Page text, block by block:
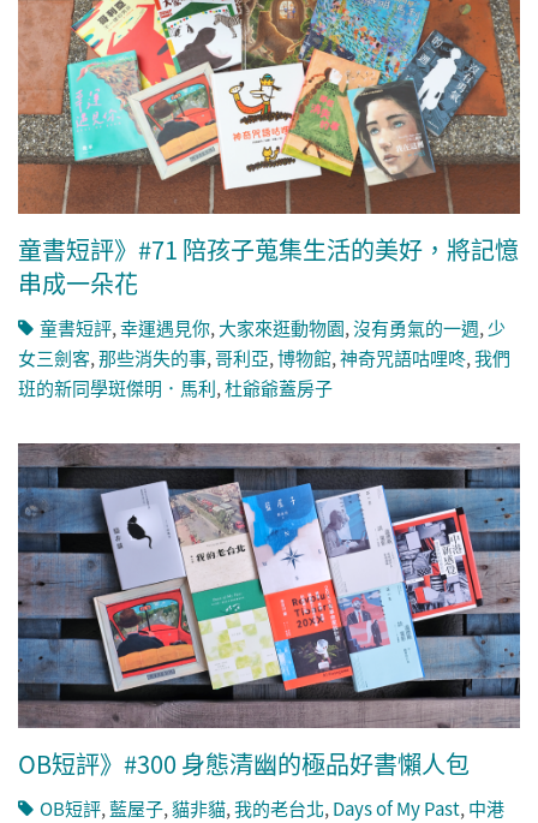
童書短評》#71 陪孩子蒐集生活的美好，將記憶
串成一朵花
童書短評,幸運遇見你, 大家來逛動物園,沒有勇氣的一週, 少
女三劍客,那些消失的事,哥利亞,博物館,神奇咒語咕哩咚,我們
班的新同學斑傑明．馬利,杜爺爺蓋房子
OB短評》#300 身態清幽的極品好書懶人包
OB短評,藍屋子,貓非貓,我的老台北, Days of My Past, 中港